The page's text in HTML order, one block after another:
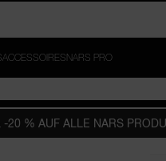
ACCESSOIRESNARS PRO
20 % AUF ALLE NARS